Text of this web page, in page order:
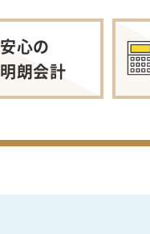
安心の
明朗会計